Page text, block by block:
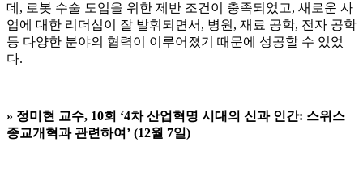
데, 로봇 수술 도입을 위한 제반 조건이 충족되었고, 새로운 사
업에 대한 리더십이 잘 발휘되면서, 병원, 재료 공학, 전자 공학
등 다양한 분야의 협력이 이루어졌기 때문에 성공할 수 있었
다.
» 정미현 교수, 10회 ‘4차 산업혁명 시대의 신과 인간: 스위스
종교개혁과 관련하여’ (12월 7일)